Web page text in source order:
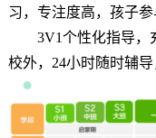
习，专注度高，孩子参
3V1个性化指导，充
校外，24小时随时辅